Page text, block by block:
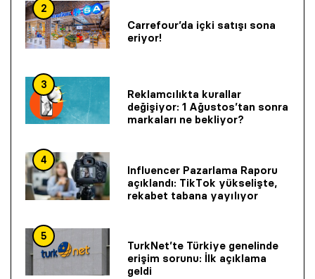
2
Carrefour’da içki satışı sona
eriyor!
3
Reklamcılıkta kurallar
değişiyor: 1 Ağustos’tan sonra
markaları ne bekliyor?
4
Influencer Pazarlama Raporu
açıklandı: TikTok yükselişte,
rekabet tabana yayılıyor
5
TurkNet’te Türkiye genelinde
erişim sorunu: İlk açıklama
geldi